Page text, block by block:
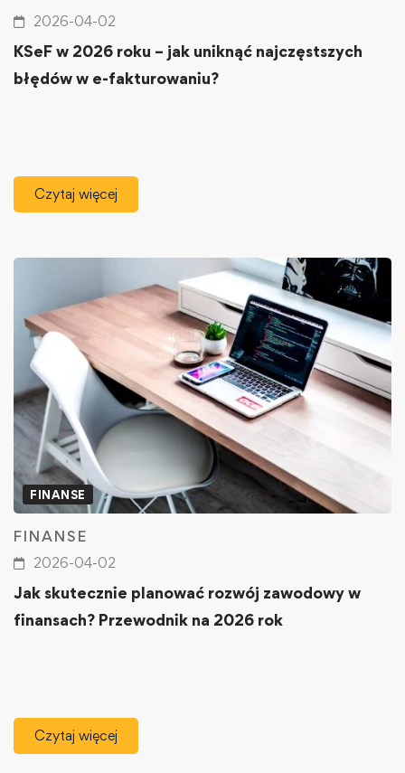
2026-04-02
KSeF w 2026 roku – jak uniknąć najczęstszych
błędów w e-fakturowaniu?
Czytaj więcej
FINANSE
FINANSE
2026-04-02
Jak skutecznie planować rozwój zawodowy w
finansach? Przewodnik na 2026 rok
Czytaj więcej